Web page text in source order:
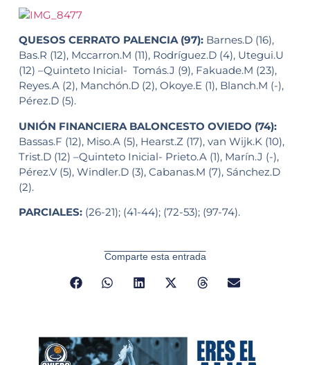
QUESOS CERRATO PALENCIA (97): Barnes.D (16),
Bas.R (12), Mccarron.M (11), Rodríguez.D (4), Utegui.U
(12) –Quinteto Inicial- Tomás.J (9), Fakuade.M (23),
Reyes.A (2), Manchón.D (2), Okoye.E (1), Blanch.M (-),
Pérez.D (5).
UNIÓN FINANCIERA BALONCESTO OVIEDO (74):
Bassas.F (12), Miso.A (5), Hearst.Z (17), van Wijk.K (10),
Trist.D (12) –Quinteto Inicial- Prieto.A (1), Marín.J (-),
Pérez.V (5), Windler.D (3), Cabanas.M (7), Sánchez.D
(2).
PARCIALES: (26-21); (41-44); (72-53); (97-74).
Comparte esta entrada